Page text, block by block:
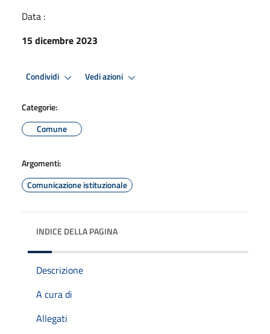
Data :
15 dicembre 2023
Condividi Vedi azioni
Categorie:
Comune
Argomenti:
Comunicazione istituzionale
INDICE DELLA PAGINA
Descrizione
A cura di
Allegati